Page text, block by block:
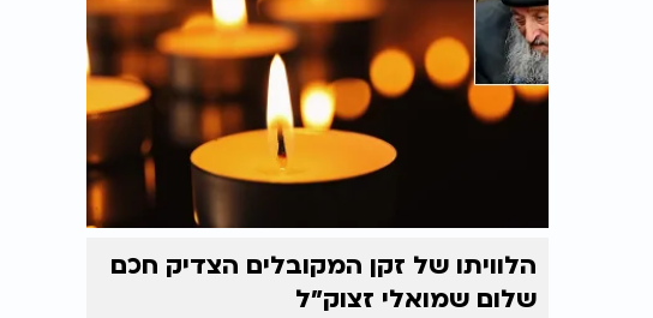
הלוויתו של זקן המקובלים הצדיק חכם
שלום שמואלי זצוק״ל